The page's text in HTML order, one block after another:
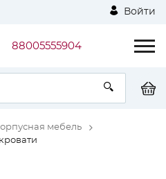
Войти
88005555904
мебель